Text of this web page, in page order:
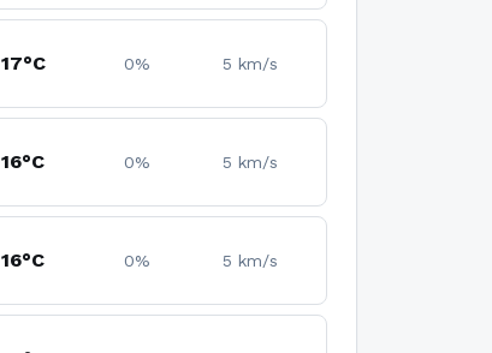
17°C 0% 5 km/s
16°C 0% 5 km/s
16°C 0% 5 km/s